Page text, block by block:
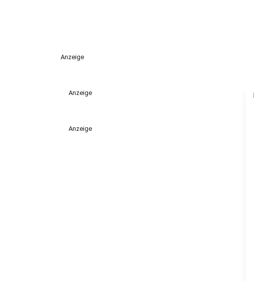
Anzeige
Anzeige
Anzeige